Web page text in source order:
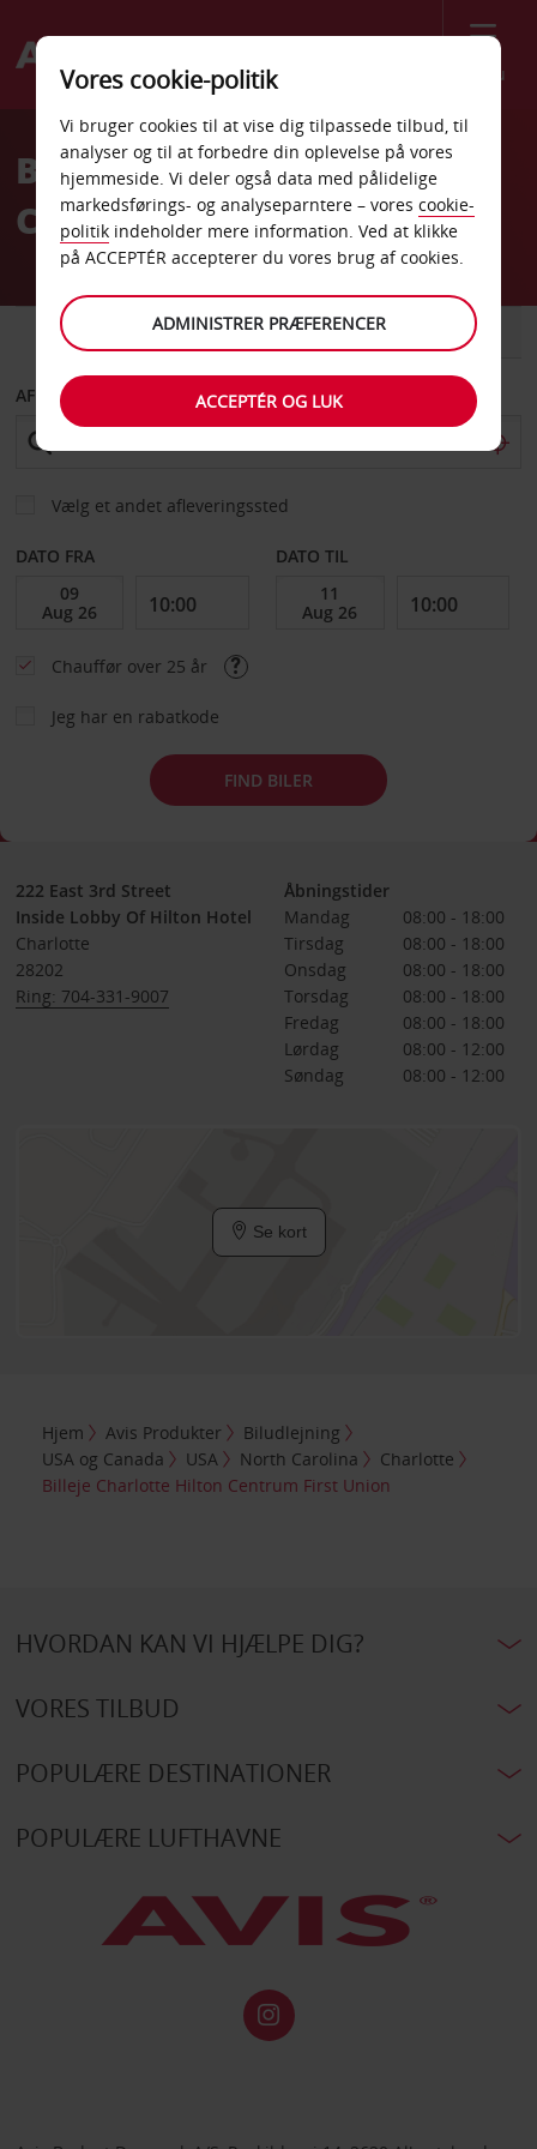
Menu
Welcome
AvisBilleje Charlotte Hilton
Centrum First Union
VAREVOGN
AFHENT FRA
Vælg et andet afleveringssted
DATO FRA DATO TIL
Chauffør over 25 år
Jeg har en rabatkode
FIND BILER
222 East 3rd Street
Inside Lobby Of Hilton Hotel
Charlotte
28202
Ring: 704-331-9007
Åbningstider
Mandag
08:00 - 18:00
Tirsdag
08:00 - 18:00
Onsdag
08:00 - 18:00
Torsdag
08:00 - 18:00
Fredag
08:00 - 18:00
Lørdag
08:00 - 12:00
Søndag
08:00 - 12:00
Se kort
Hjem Avis Produkter
Biludlejning
USA og Canada
USA North Carolina
Charlotte
Billeje Charlotte Hilton Centrum First Union
HVORDAN KAN VI HJÆLPE DIG?
VORES TILBUD
POPULÆRE DESTINATIONER
POPULÆRE LUFTHAVNE
Vores cookie-politik
Vi bruger cookies til at vise dig tilpassede tilbud, til
analyser og til at forbedre din oplevelse på vores
hjemmeside. Vi deler også data med pålidelige
markedsførings- og analyseparntere – vores cookie-
politik indeholder mere information. Ved at klikke
på ACCEPTÉR accepterer du vores brug af cookies.
ADMINISTRER PRÆFERENCER
ACCEPTÉR OG LUK